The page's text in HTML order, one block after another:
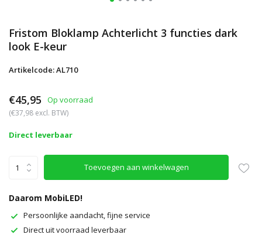
Fristom Bloklamp Achterlicht 3 functies dark
look E-keur
Artikelcode: AL710
€45,95 Op voorraad
(€37,98 excl. BTW)
Direct leverbaar
Toevoegen aan winkelwagen
Daarom MobiLED!
Persoonlijke aandacht, fijne service
Direct uit voorraad leverbaar